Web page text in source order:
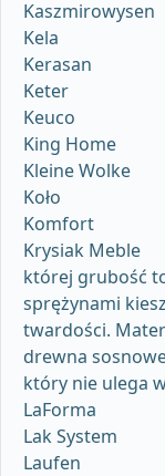
Kaszmirowysen
Kela
Kerasan
Keter
Keuco
King Home
Kleine Wolke
Koło
Komfort
Krysiak Meble
której grubość
sprężynami
twardości.
drewna
który nie ulega
LaForma
Lak System
Laufen